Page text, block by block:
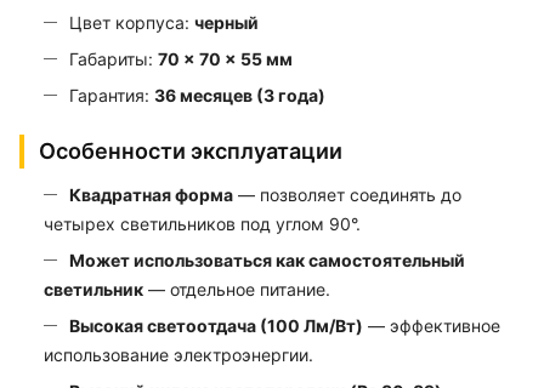
Цвет корпуса: черный
Габариты: 70 × 70 × 55 мм
Гарантия: 36 месяцев (3 года)
Особенности эксплуатации
Квадратная форма — позволяет соединять до
четырех светильников под углом 90°.
Может использоваться как самостоятельный
светильник — отдельное питание.
Высокая светоотдача (100 Лм/Вт) — эффективное
использование электроэнергии.